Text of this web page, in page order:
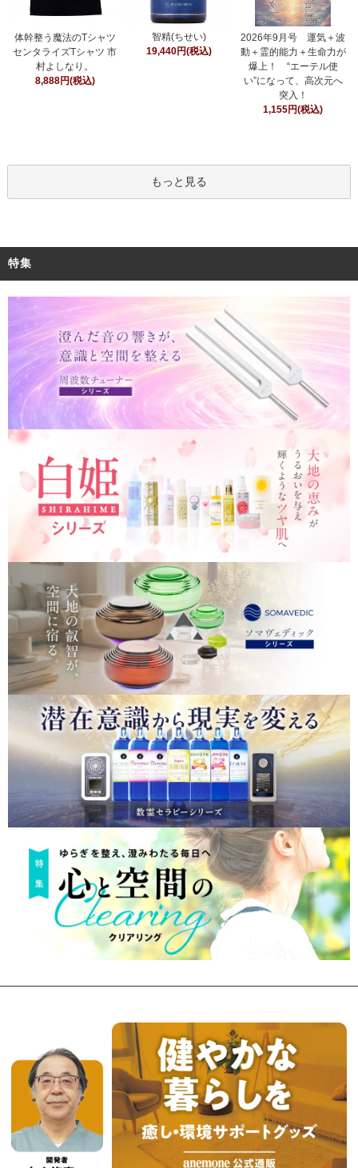
体幹整う魔法のTシャツ
センタライズTシャツ 市
村よしなり。
8,888円(税込)
智精(ちせい)
19,440円(税込)
2026年9月号 運気＋波
動＋霊的能力＋生命力が
爆上！ “エーテル使
い”になって、高次元へ
突入！
1,155円(税込)
もっと見る
特集